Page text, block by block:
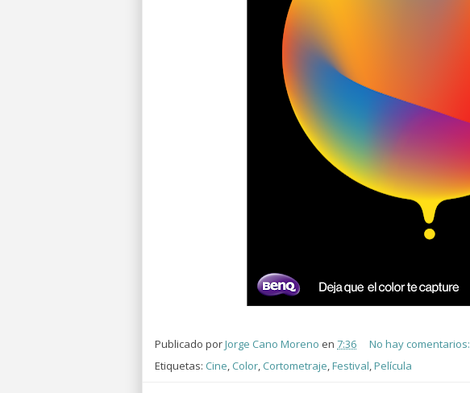
Publicado porJorge Cano Moreno en 7:36
No hay comentarios:
Etiquetas: Cine, Color, Cortometraje,Festival,Película